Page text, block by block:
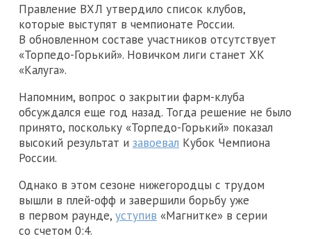
Правление ВХЛ утвердило список клубов,
которые выступят в чемпионате России.
В обновленном составе участников отсутствует
«Торпедо-Горький». Новичком лиги станет ХК
«Калуга».
Напомним, вопрос о закрытии фарм-клуба
обсуждался еще год назад. Тогда решение не было
принято, поскольку «Торпедо-Горький» показал
высокий результат и завоевал Кубок Чемпиона
России.
Однако в этом сезоне нижегородцы с трудом
вышли в плей-офф и завершили борьбу уже
в первом раунде, уступив «Магнитке» в серии
со счетом 0:4.